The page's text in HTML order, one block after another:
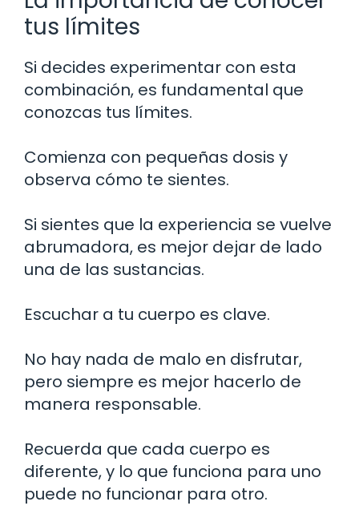
tus límites
Si decides experimentar con esta
combinación, es fundamental que
conozcas tus límites.
Comienza con pequeñas dosis y
observa cómo te sientes.
Si sientes que la experiencia se vuelve
abrumadora, es mejor dejar de lado
una de las sustancias.
Escuchar a tu cuerpo es clave.
No hay nada de malo en disfrutar,
pero siempre es mejor hacerlo de
manera responsable.
Recuerda que cada cuerpo es
diferente, y lo que funciona para uno
puede no funcionar para otro.